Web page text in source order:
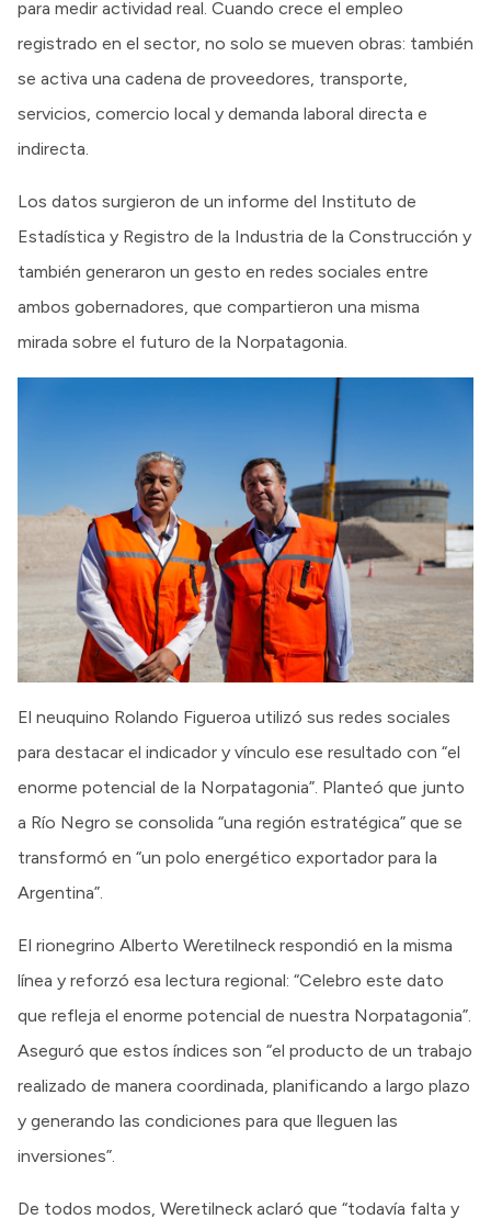
para medir actividad real. Cuando crece el empleo
registrado en el sector, no solo se mueven obras: también
se activa una cadena de proveedores, transporte,
servicios, comercio local y demanda laboral directa e
indirecta.
Los datos surgieron de un informe del Instituto de
Estadística y Registro de la Industria de la Construcción y
también generaron un gesto en redes sociales entre
ambos gobernadores, que compartieron una misma
mirada sobre el futuro de la Norpatagonia.
El neuquino Rolando Figueroa utilizó sus redes sociales
para destacar el indicador y vínculo ese resultado con “el
enorme potencial de la Norpatagonia”. Planteó que junto
a Río Negro se consolida “una región estratégica” que se
transformó en “un polo energético exportador para la
Argentina”.
El rionegrino Alberto Weretilneck respondió en la misma
línea y reforzó esa lectura regional: “Celebro este dato
que refleja el enorme potencial de nuestra Norpatagonia”.
Aseguró que estos índices son “el producto de un trabajo
realizado de manera coordinada, planificando a largo plazo
y generando las condiciones para que lleguen las
inversiones”.
De todos modos, Weretilneck aclaró que “todavía falta y